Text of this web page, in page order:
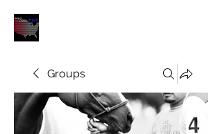
Groups